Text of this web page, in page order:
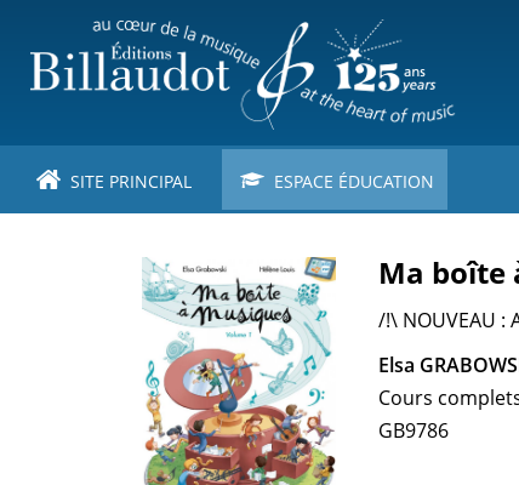
contenu
principal
SITE PRINCIPAL ESPACE ÉDUCATION
Ma boîte
/!\ NOUVEAU :
Elsa
Cours
GB9786